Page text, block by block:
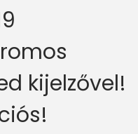
kijelzővel!